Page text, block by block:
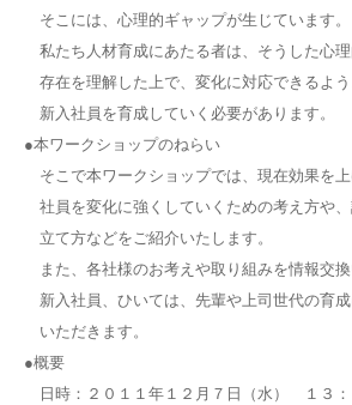
そこには、心理的ギャップが生じています。
私たち人材育成にあたる者は、そうした心
存在を理解した上で、変化に対応できるよう
新入社員を育成していく必要があります。
●本ワークショップのねらい
そこで本ワークショップでは、現在効果を上
社員を変化に強くしていくための考え方や
立て方などをご紹介いたします。
また、各社様のお考えや取り組みを情報交換
新入社員、ひいては、先輩や上司世代の育
いただきます。
●概要
日時：２０１１年１２月７日（水） １３：